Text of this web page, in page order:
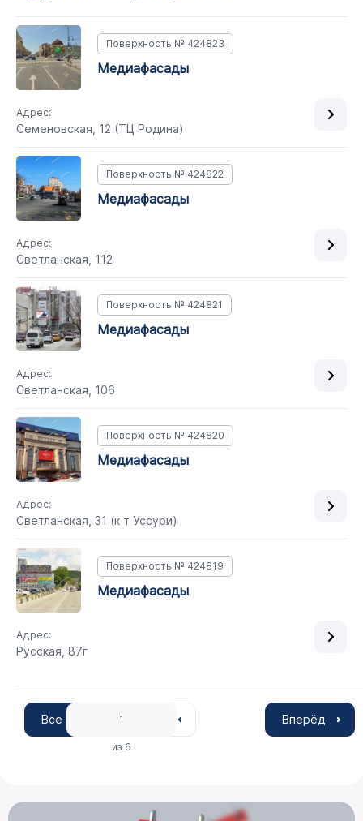
Поверхность № 424823
медиафасады
Адрес:
Семеновская, 12 (ТЦ Родина)
Поверхность № 424822
медиафасады
Адрес:
Светланская, 112
Поверхность № 424821
медиафасады
Адрес:
Светланская, 106
Поверхность № 424820
медиафасады
Адрес:
Светланская, 31 (к т Уссури)
Поверхность № 424819
медиафасады
Адрес:
Русская, 87г
Все Вперёд
1
из 6